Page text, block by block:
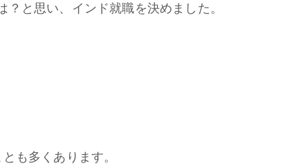
と思い、インド就職を決めました。
も多くあります。